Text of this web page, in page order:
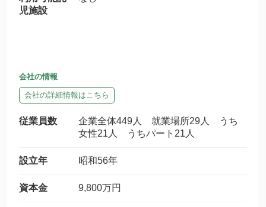
児施設
会社の情報
会社の詳細情報はこちら
従業員数
企業全体449人 就業場所29人 うち
女性21人 うちパート21人
設立年 昭和56年
資本金 9,800万円